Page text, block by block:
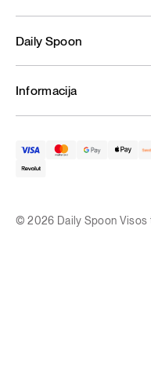
Daily Spoon
Informacija
© 2026 Daily Spoon Visos